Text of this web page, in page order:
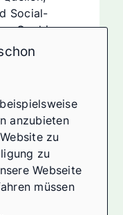
Social-
Cookies
auf
anzubieten
zu
zu
Webseite
müssen